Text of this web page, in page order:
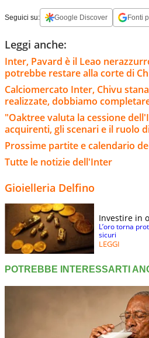
Seguici su: Google Discover Fonti
Leggi anche:
Inter, Pavard è il Leao
potrebbe restare alla corte di
Calciomercato Inter, Chivu
realizzate, dobbiamo
"Oaktree valuta la cessione
acquirenti, gli scenari e il ruolo
Prossime partite e calendario
Tutte le notizie dell'Inter
Gioielleria Delfino
Investire in
L’oro torna
sicuri
LEGGI